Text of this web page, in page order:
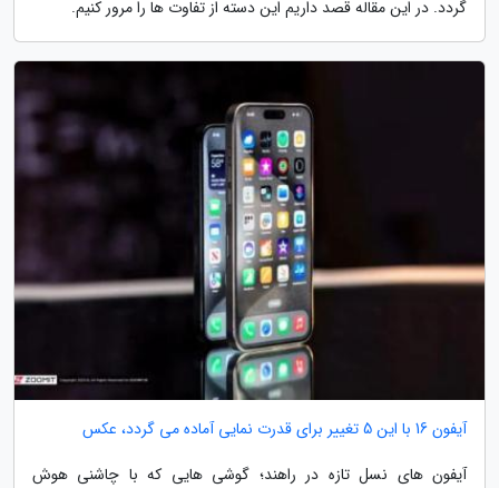
گردد. در این مقاله قصد داریم این دسته از تفاوت ها را مرور کنیم.
آیفون 16 با این 5 تغییر برای قدرت نمایی آماده می گردد، عکس
آیفون های نسل تازه در راهند؛ گوشی هایی که با چاشنی هوش